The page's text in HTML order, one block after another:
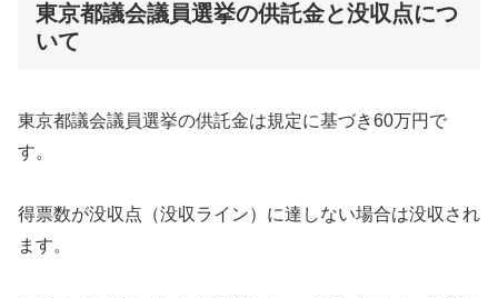
東京都議会議員選挙の供託金と没収点につ
いて
東京都議会議員選挙の供託金は規定に基づき60万円で
す。
得票数が没収点（没収ライン）に達しない場合は没収され
ます。